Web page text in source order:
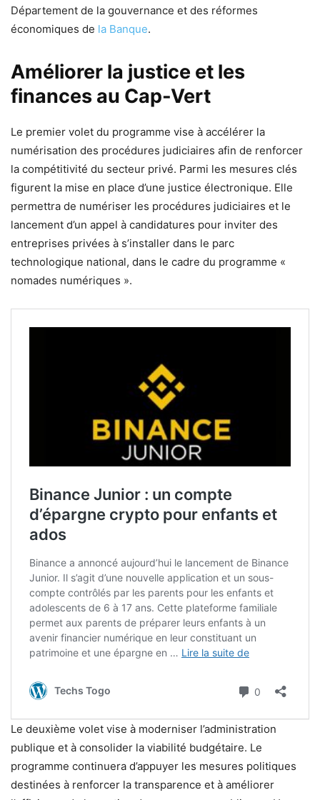
Département de la gouvernance et des réformes
économiques de la Banque.
Améliorer la justice et les
finances au Cap-Vert
Le premier volet du programme vise à accélérer la
numérisation des procédures judiciaires afin de renforcer
la compétitivité du secteur privé. Parmi les mesures clés
figurent la mise en place d’une justice électronique. Elle
permettra de numériser les procédures judiciaires et le
lancement d’un appel à candidatures pour inviter des
entreprises privées à s’installer dans le parc
technologique national, dans le cadre du programme «
nomades numériques ».
Le deuxième volet vise à moderniser l’administration
publique et à consolider la viabilité budgétaire. Le
programme continuera d’appuyer les mesures politiques
destinées à renforcer la transparence et à améliorer